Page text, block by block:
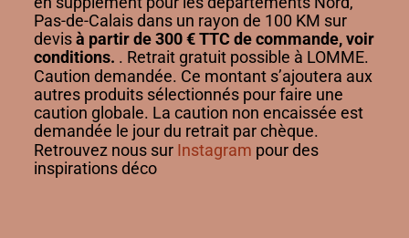
Pas-de-Calais dans un rayon de 100 KM sur
devisà partir de 300 € TTC de commande, voir
conditions. . Retrait gratuit possible à LOMME.
Caution demandée. Ce montant s’ajoutera aux
autres produits sélectionnés pour faire une
caution globale. La caution non encaissée est
demandée le jour du retrait par chèque.
Retrouvez nous sur Instagram pour des
inspirations déco